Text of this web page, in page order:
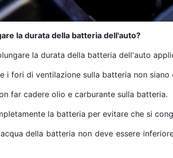
la durata della batteria dell'auto?
la durata della batteria dell'auto
i fori di ventilazione sulla batteria non
far cadere olio e carburante sulla batteria.
la batteria per evitare che si
della batteria non deve essere